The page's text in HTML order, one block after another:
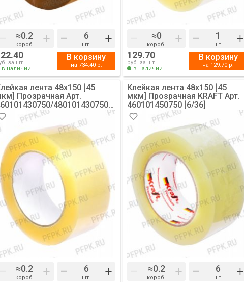
– короб. + – шт. +
за шт.
в наличии
В корзину
на 734.40р.
– короб. + – шт. +
129.70
руб. за шт.
в наличии
В корзину
на 129.70 р.
лента 48х150 [45
Прозрачная Арт.
480101430750
36]
– короб. + – шт. +
Клейкая лента 48х150 [45
мкм] Прозрачная KRAFT Арт.
460101450750 [6/36]
– короб. + – шт. +